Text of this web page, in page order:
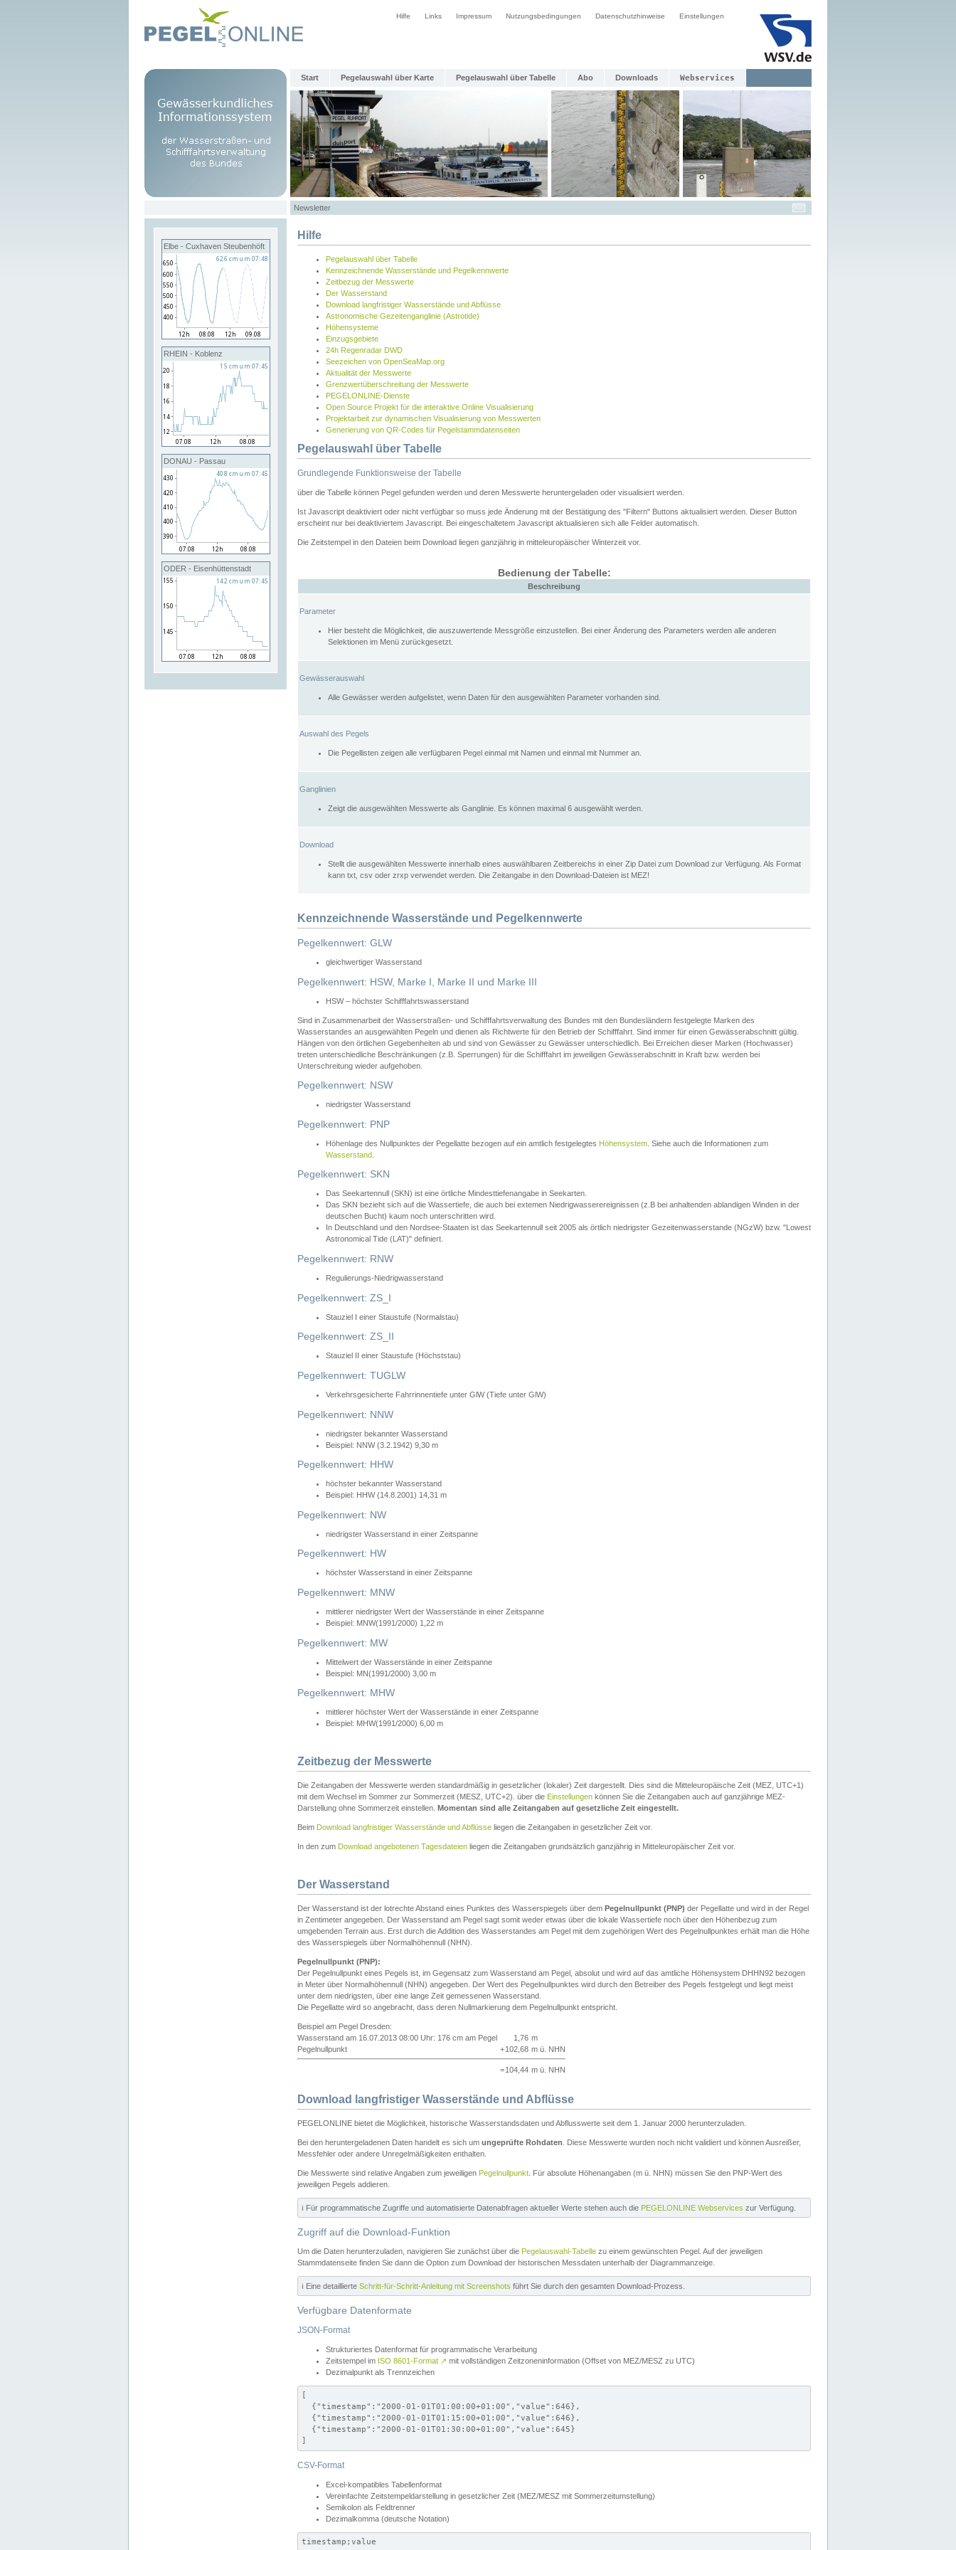
Hilfe Links Impressum Nutzungsbedingungen Datenschutzhinweise Einstellungen
Start Pegelauswahl über Karte Pegelauswahl über Tabelle Abo Downloads Webservices
Newsletter
Elbe - Cuxhaven Steubenhöft
RHEIN - Koblenz
DONAU - Passau
ODER - Eisenhüttenstadt
Hilfe
Pegelauswahl über Tabelle
Kennzeichnende Wasserstände und Pegelkennwerte
Zeitbezug der Messwerte
Der Wasserstand
Download langfristiger Wasserstände und Abflüsse
Astronomische Gezeitenganglinie (Astrotide)
Höhensysteme
Einzugsgebiete
24h Regenradar DWD
Seezeichen von OpenSeaMap.org
Aktualität der Messwerte
Grenzwertüberschreitung der Messwerte
PEGELONLINE-Dienste
Open Source Projekt für die interaktive Online Visualisierung
Projektarbeit zur dynamischen Visualisierung von Messwerten
Generierung von QR-Codes für Pegelstammdatenseiten
Pegelauswahl über Tabelle
Grundlegende Funktionsweise der Tabelle
über die Tabelle können Pegel gefunden werden und deren Messwerte heruntergeladen oder visualisiert werden.
Ist Javascript deaktiviert oder nicht verfügbar so muss jede Änderung mit der Bestätigung des "Filtern" Buttons aktualisiert werden. Dieser Button
erscheint nur bei deaktiviertem Javascript. Bei eingeschaltetem Javascript aktualisieren sich alle Felder automatisch.
Die Zeitstempel in den Dateien beim Download liegen ganzjährig in mitteleuropäischer Winterzeit vor.
Bedienung der Tabelle:
Beschreibung
Parameter
Hier besteht die Möglichkeit, die auszuwertende Messgröße einzustellen. Bei einer Änderung des Parameters werden alle anderen
Selektionen im Menü zurückgesetzt.
Gewässerauswahl
Alle Gewässer werden aufgelistet, wenn Daten für den ausgewählten Parameter vorhanden sind.
Auswahl des Pegels
Die Pegellisten zeigen alle verfügbaren Pegel einmal mit Namen und einmal mit Nummer an.
Ganglinien
Zeigt die ausgewählten Messwerte als Ganglinie. Es können maximal 6 ausgewählt werden.
Download
Stellt die ausgewählten Messwerte innerhalb eines auswählbaren Zeitbereichs in einer Zip Datei zum Download zur Verfügung. Als Format
kann txt, csv oder zrxp verwendet werden. Die Zeitangabe in den Download-Dateien ist MEZ!
Kennzeichnende Wasserstände und Pegelkennwerte
Pegelkennwert: GLW
gleichwertiger Wasserstand
Pegelkennwert: HSW, Marke I, Marke II und Marke III
HSW – höchster Schifffahrtswasserstand
Sind in Zusammenarbeit der Wasserstraßen- und Schifffahrtsverwaltung des Bundes mit den Bundesländern festgelegte Marken des
Wasserstandes an ausgewählten Pegeln und dienen als Richtwerte für den Betrieb der Schifffahrt. Sind immer für einen Gewässerabschnitt gültig.
Hängen von den örtlichen Gegebenheiten ab und sind von Gewässer zu Gewässer unterschiedlich. Bei Erreichen dieser Marken (Hochwasser)
treten unterschiedliche Beschränkungen (z.B. Sperrungen) für die Schifffahrt im jeweiligen Gewässerabschnitt in Kraft bzw. werden bei
Unterschreitung wieder aufgehoben.
Pegelkennwert: NSW
niedrigster Wasserstand
Pegelkennwert: PNP
Höhenlage des Nullpunktes der Pegellatte bezogen auf ein amtlich festgelegtes Höhensystem . Siehe auch die Informationen zum
Wasserstand
Pegelkennwert: SKN
Das Seekartennull (SKN) ist eine örtliche Mindesttiefenangabe in Seekarten.
Das SKN bezieht sich auf die Wassertiefe, die auch bei extemen Niedrigwasserereignissen (z.B bei anhaltenden ablandigen Winden in der
deutschen Bucht) kaum noch unterschritten wird.
In Deutschland und den Nordsee-Staaten ist das Seekartennull seit 2005 als örtlich niedrigster Gezeitenwasserstande (NGzW) bzw. "Lowest
Astronomical Tide (LAT)" definiert.
Pegelkennwert: RNW
Regulierungs-Niedrigwasserstand
Pegelkennwert: ZS_I
Stauziel I einer Staustufe (Normalstau)
Pegelkennwert: ZS_II
Stauziel II einer Staustufe (Höchststau)
Pegelkennwert: TUGLW
Verkehrsgesicherte Fahrrinnentiefe unter GlW (Tiefe unter GlW)
Pegelkennwert: NNW
niedrigster bekannter Wasserstand
Beispiel: NNW (3.2.1942) 9,30 m
Pegelkennwert: HHW
höchster bekannter Wasserstand
Beispiel: HHW (14.8.2001) 14,31 m
Pegelkennwert: NW
niedrigster Wasserstand in einer Zeitspanne
Pegelkennwert: HW
höchster Wasserstand in einer Zeitspanne
Pegelkennwert: MNW
mittlerer niedrigster Wert der Wasserstände in einer Zeitspanne
Beispiel: MNW(1991/2000) 1,22 m
Pegelkennwert: MW
Mittelwert der Wasserstände in einer Zeitspanne
Beispiel: MN(1991/2000) 3,00 m
Pegelkennwert: MHW
mittlerer höchster Wert der Wasserstände in einer Zeitspanne
Beispiel: MHW(1991/2000) 6,00 m
Zeitbezug der Messwerte
Die Zeitangaben der Messwerte werden standardmäßig in gesetzlicher (lokaler) Zeit dargestellt. Dies sind die Mitteleuropäische Zeit (MEZ, UTC+1)
mit dem Wechsel im Sommer zur Sommerzeit (MESZ, UTC+2). über die Einstellungen können Sie die Zeitangaben auch auf ganzjährige MEZ-
Darstellung ohne Sommerzeit einstellen. Momentan sind alle Zeitangaben auf gesetzliche Zeit eingestellt.
Beim Download langfristiger Wasserstände und Abflüsse liegen die Zeitangaben in gesetzlicher Zeit vor.
In den zum Download angebotenen Tagesdateien liegen die Zeitangaben grundsätzlich ganzjährig in Mitteleuropäischer Zeit vor.
Der Wasserstand
Der Wasserstand ist der lotrechte Abstand eines Punktes des Wasserspiegels über dem Pegelnullpunkt (PNP) der Pegellatte und wird in der Regel
in Zentimeter angegeben. Der Wasserstand am Pegel sagt somit weder etwas über die lokale Wassertiefe noch über den Höhenbezug zum
umgebenden Terrain aus. Erst durch die Addition des Wasserstandes am Pegel mit dem zugehörigen Wert des Pegelnullpunktes erhält man die Höhe
des Wasserspiegels über Normalhöhennull (NHN).
Pegelnullpunkt (PNP):
Der Pegelnullpunkt eines Pegels ist, im Gegensatz zum Wasserstand am Pegel, absolut und wird auf das amtliche Höhensystem DHHN92 bezogen
in Meter über Normalhöhennull (NHN) angegeben. Der Wert des Pegelnullpunktes wird durch den Betreiber des Pegels festgelegt und liegt meist
unter dem niedrigsten, über eine lange Zeit gemessenen Wasserstand.
Die Pegellatte wird so angebracht, dass deren Nullmarkierung dem Pegelnullpunkt entspricht.
Beispiel am Pegel Dresden:
Wasserstand am 16.07.2013 08:00 Uhr: 176 cm am Pegel
1,76 m
Pegelnullpunkt
+102,68 m ü. NHN
=104,44 m ü. NHN
Download langfristiger Wasserstände und Abflüsse
PEGELONLINE bietet die Möglichkeit, historische Wasserstandsdaten und Abflusswerte seit dem 1. Januar 2000 herunterzuladen.
Bei den heruntergeladenen Daten handelt es sich um ungeprüfte Rohdaten . Diese Messwerte wurden noch nicht validiert und können Ausreißer,
Messfehler oder andere Unregelmäßigkeiten enthalten.
Die Messwerte sind relative Angaben zum jeweiligen Pegelnullpunkt . Für absolute Höhenangaben (m ü. NHN) müssen Sie den PNP-Wert des
jeweiligen Pegels addieren.
ℹ️ Für programmatische Zugriffe und automatisierte Datenabfragen aktueller Werte stehen auch die PEGELONLINE Webservices zur Verfügung.
Zugriff auf die Download-Funktion
Um die Daten herunterzuladen, navigieren Sie zunächst über die Pegelauswahl-Tabelle zu einem gewünschten Pegel. Auf der jeweiligen
Stammdatenseite finden Sie dann die Option zum Download der historischen Messdaten unterhalb der Diagrammanzeige.
ℹ️ Eine detaillierte Schritt-für-Schritt-Anleitung mit Screenshots führt Sie durch den gesamten Download-Prozess.
Verfügbare Datenformate
JSON-Format
Strukturiertes Datenformat für programmatische Verarbeitung
Zeitstempel im ISO 8601-Format ↗ mit vollständigen Zeitzoneninformation (Offset von MEZ/MESZ zu UTC)
Dezimalpunkt als Trennzeichen
[
  {"timestamp":"2000-01-01T01:00:00+01:00","value":646},
  {"timestamp":"2000-01-01T01:15:00+01:00","value":646},
  {"timestamp":"2000-01-01T01:30:00+01:00","value":645}
]
CSV-Format
Excel-kompatibles Tabellenformat
Vereinfachte Zeitstempeldarstellung in gesetzlicher Zeit (MEZ/MESZ mit Sommerzeitumstellung)
Semikolon als Feldtrenner
Dezimalkomma (deutsche Notation)
timestamp;value